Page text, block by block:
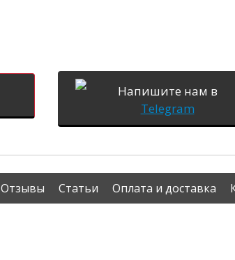
Напишите нам в
Telegram
Отзывы Статьи Оплата и доставка